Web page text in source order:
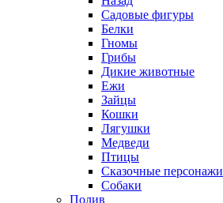
Садовые фигуры
Белки
Гномы
Грибы
Дикие животные
Ежи
Зайцы
Кошки
Лягушки
Медведи
Птицы
Сказочные персонажи
Собаки
Полив